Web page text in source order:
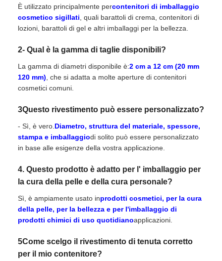
È utilizzato principalmente percontenitori di imballaggio
cosmetico sigillati , quali barattoli di crema, contenitori di
lozioni, barattoli di gel e altri imballaggi per la bellezza.
2- Qual è la gamma di taglie disponibili?
La gamma di diametri disponibile è:2 cm a 12 cm (20 mm
120 mm) , che si adatta a molte aperture di contenitori
cosmetici comuni.
3Questo rivestimento può essere personalizzato?
- Sì, è vero. Diametro, struttura del materiale, spessore,
stampa e imballaggiodi solito può essere personalizzato
in base alle esigenze della vostra applicazione.
4. Questo prodotto è adatto per l' imballaggio per
la cura della pelle e della cura personale?
Sì, è ampiamente usato inprodotti cosmetici, per la cura
della pelle, per la bellezza e per l'imballaggio di
prodotti chimici di uso quotidianoapplicazioni.
5Come scelgo il rivestimento di tenuta corretto
per il mio contenitore?